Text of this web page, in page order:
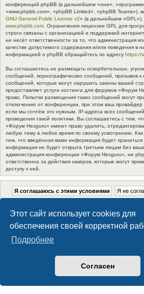
Этот сайт использует cookies для
обеспечения своей корректной
Подробнее
Согласен
конференций phpBB (в дальнейшем «они»,
«www.phpbb.com», «phpBB Limited», «phpBB Teams»),
GNU General Public License v2» (в дальнейшем «GPL»).
www.phpbb.com . Ограничения лицензии GPL для
строго связаны с организацией и поддержкой
не несёт ответственности за то, что администрация
качестве допустимого содержания и/или поведения в
информацией о phpBB обращайтесь по адресу https://
Вы соглашаетесь не размещать оскорбительных,
сообщений, порнографических сообщений, призывов
сообщений, которые могут нарушить законы вашей
предоставляет услуги хостинга для форумов «Форум
право. Попытки размещения таких сообщений могут
отключению от конференции, при этом ваш провайдер
если мы сочтём это нужным. IP-адреса всех
проведения такой политики. Вы соглашаетесь с тем,
«Форум Hexguru» имеют право удалить,
любую тему в любое время по своему усмотрению. Как
тем, что введённая вами информация будет
информация не будет открыта третьим лицам без
администрация конференции «Форум Hexguru», ни
ответственна за действия хакеров, которые могут
доступу к ней.
На главную Список форумов
Создано на основе